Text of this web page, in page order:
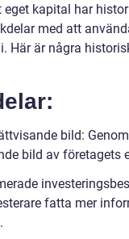
eget kapital har
med att
Här är några
bild:
bild av företagets
fatta mer